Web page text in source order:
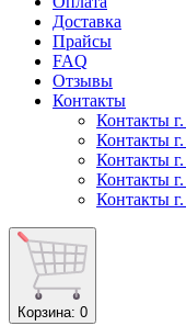
Доставка
Прайсы
FAQ
Отзывы
Контакты
Контакты
Контакты
Контакты
Контакты
Контакты
Корзина: 0